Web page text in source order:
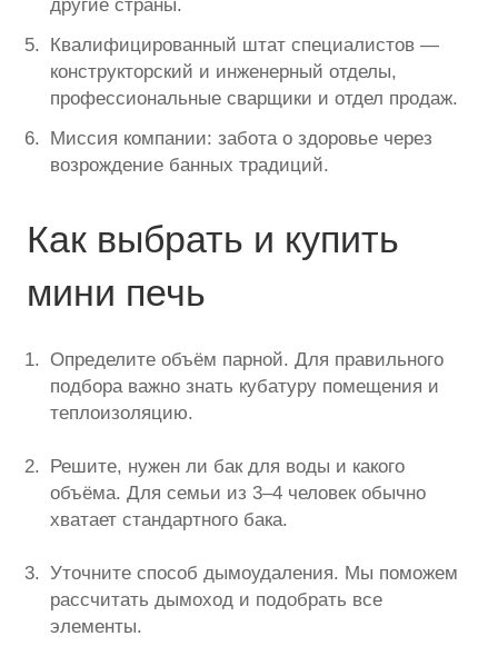
другие страны.
Квалифицированный штат специалистов —
конструкторский и инженерный отделы,
профессиональные сварщики и отдел продаж.
Миссия компании: забота о здоровье через
возрождение банных традиций.
Как выбрать и купить
мини печь
Определите объём парной. Для правильного
подбора важно знать кубатуру помещения и
теплоизоляцию.
Решите, нужен ли бак для воды и какого
объёма. Для семьи из 3–4 человек обычно
хватает стандартного бака.
Уточните способ дымоудаления. Мы поможем
рассчитать дымоход и подобрать все
элементы.